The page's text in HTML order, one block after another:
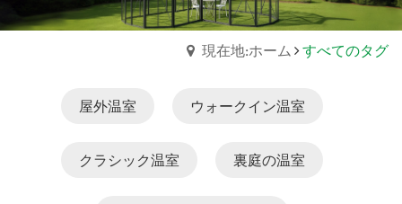
現在地:ホーム すべてのタグ
屋外温室 ウォークイン温室
クラシック温室 裏庭の温室